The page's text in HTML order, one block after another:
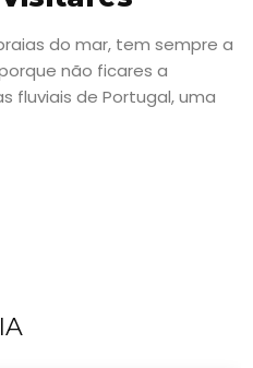
do mar, tem sempre a
não ficares a
fluviais de Portugal, uma